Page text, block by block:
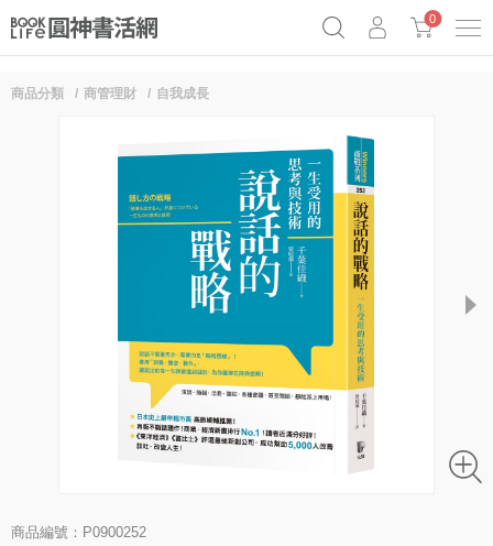
0
商品分類 商管理財 自我成長
next
商品編號：P0900252